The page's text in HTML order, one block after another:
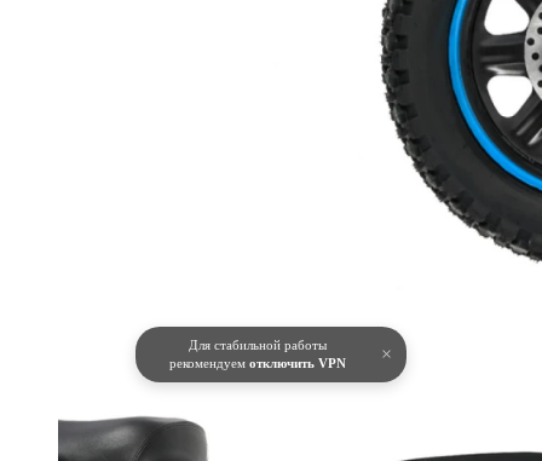
Для стабильной работы
рекомендуем отключить VPN ×